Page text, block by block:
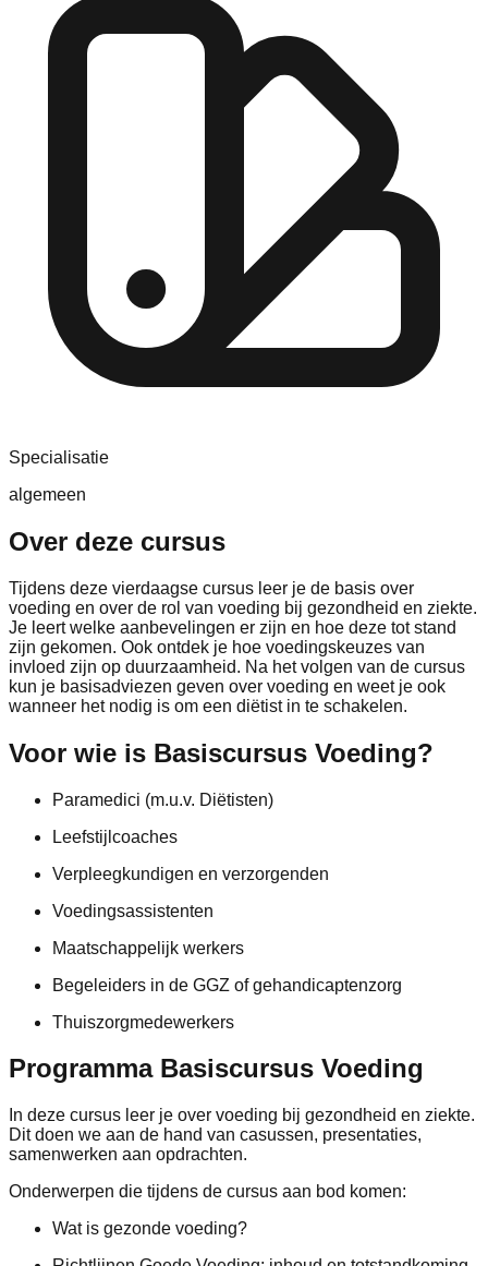
Specialisatie
algemeen
Over deze cursus
Tijdens deze vierdaagse cursus leer je de basis over
voeding en over de rol van voeding bij gezondheid en ziekte.
Je leert welke aanbevelingen er zijn en hoe deze tot stand
zijn gekomen. Ook ontdek je hoe voedingskeuzes van
invloed zijn op duurzaamheid. Na het volgen van de cursus
kun je basisadviezen geven over voeding en weet je ook
wanneer het nodig is om een diëtist in te schakelen.
Voor wie is Basiscursus Voeding?
Paramedici (m.u.v. Diëtisten)
Leefstijlcoaches
Verpleegkundigen en verzorgenden
Voedingsassistenten
Maatschappelijk werkers
Begeleiders in de GGZ of gehandicaptenzorg
Thuiszorgmedewerkers
Programma Basiscursus Voeding
In deze cursus leer je over voeding bij gezondheid en ziekte.
Dit doen we aan de hand van casussen, presentaties,
samenwerken aan opdrachten.
Onderwerpen die tijdens de cursus aan bod komen:
Wat is gezonde voeding?